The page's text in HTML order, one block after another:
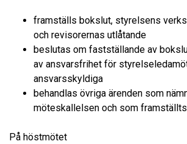
framställs bokslut, styrelsens
och revisorernas utlåtande
beslutas om fastställande av
av ansvarsfrihet för
ansvarsskyldiga
behandlas övriga ärenden som
möteskallelsen och som
På höstmötet